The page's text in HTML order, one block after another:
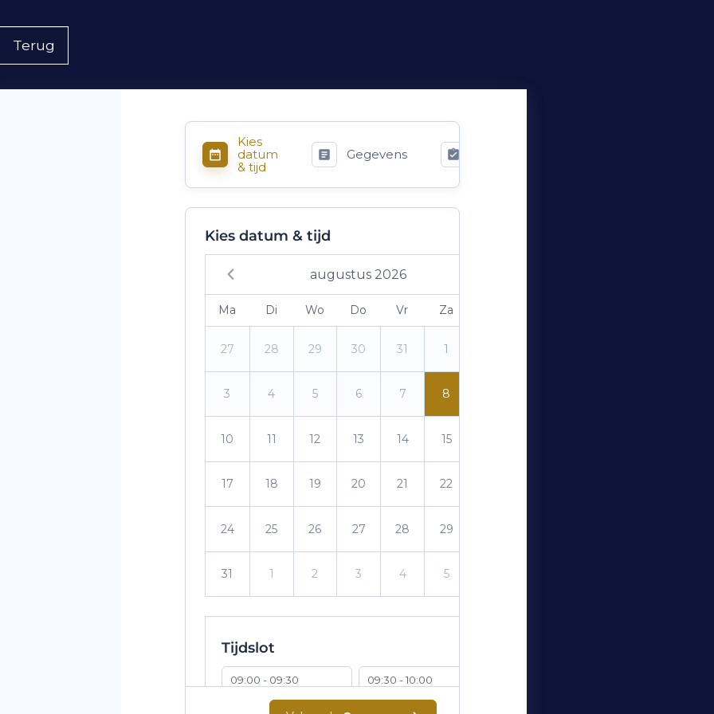
Terug
Kies
datum
& tijd
Gegevens
Kies datum & tijd
augustus 2026
Ma Di Wo Do Vr Za
27 28 29 30 31 1
3 4 5 6 7 8
10 11 12 13 14 15
17 18 19 20 21 22
24 25 26 27 28 29
31 1 2 3 4 5
Tijdslot
09:00 - 09:30 09:30 - 10:00